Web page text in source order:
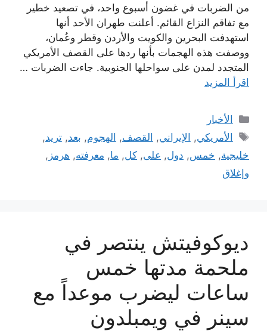
من الضربات في غضون أسبوع واحد، في تصعيد خطير
مع تفاقم النزاع القائم. أعلنت طهران الأحد أنها
استهدفت البحرين والكويت والأردن وقطر وعُمان،
ووصفت هذه الهجمات بأنها ردها على القصف الأمريكي
المتجدد لمدن على سواحلها الجنوبية. جاءت الضربات …
اقرأ المزيد
التصنيفات
الأخبار
الوسوم
الأمريكي, الإيراني, القصف, الهجوم, بعد,تريد,
خليجية, خمس, دول, على, كل, ما, معرفته, هرمز ,
وإغلاق
ديوكوفيتش ينتصر في
ملحمة مدتها خمس
ساعات ليضرب موعداً مع
سينر في ويمبلدون